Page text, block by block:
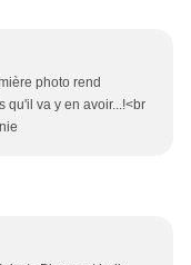
photo rend
qu'il va y en avoir...!<br